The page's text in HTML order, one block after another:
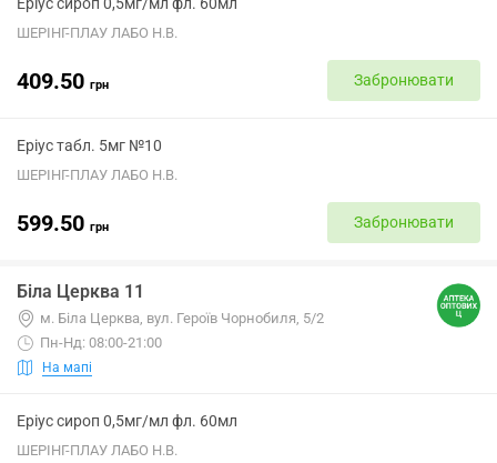
ШЕРІНГ-ПЛАУ ЛАБО Н.В.
409.50 грн Забронювати
Еріус табл. 5мг №10
ШЕРІНГ-ПЛАУ ЛАБО Н.В.
599.50 грн Забронювати
Біла Церква 11
м. Біла Церква, вул. Героїв Чорнобиля, 5/2
Пн-Нд: 08:00-21:00
На мапі
Еріус сироп 0,5мг/мл фл. 60мл
ШЕРІНГ-ПЛАУ ЛАБО Н.В.